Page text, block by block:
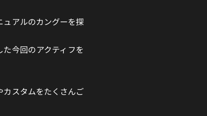
アルのカングーを探
今回のアクティフを
カスタムをたくさんご